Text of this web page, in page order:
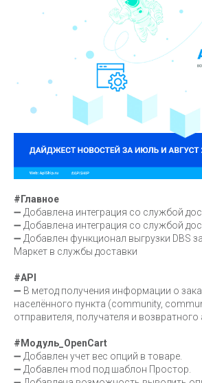
#Главное
➖ Добавлена интеграция со службой
➖ Добавлена интеграция со службой
➖ Добавлен функционал выгрузки DBS
Маркет в службы доставки
#API
➖ В метод получения информации о
населённого пункта (community,
отправителя, получателя и возвратного
#Модуль_OpenCart
➖ Добавлен учет вес опций в товаре.
➖ Добавлен mod под шаблон Простор.